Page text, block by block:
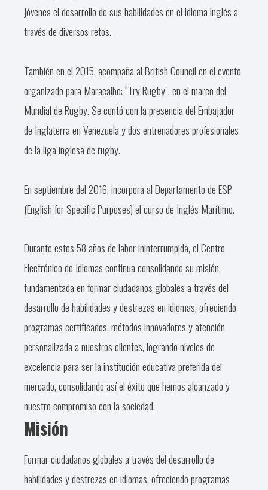
jóvenes el desarrollo de sus habilidades en el idioma inglés a
través de diversos retos.
También en el 2015, acompaña al British Council en el evento
organizado para Maracaibo: “Try Rugby”, en el marco del
Mundial de Rugby. Se contó con la presencia del Embajador
de Inglaterra en Venezuela y dos entrenadores profesionales
de la liga inglesa de rugby.
En septiembre del 2016, incorpora al Departamento de ESP
(English for Specific Purposes) el curso de Inglés Marítimo.
Durante estos 58 años de labor ininterrumpida, el Centro
Electrónico de Idiomas continua consolidando su misión,
fundamentada en formar ciudadanos globales a través del
desarrollo de habilidades y destrezas en idiomas, ofreciendo
programas certificados, métodos innovadores y atención
personalizada a nuestros clientes, logrando niveles de
excelencia para ser la institución educativa preferida del
mercado, consolidando así el éxito que hemos alcanzado y
nuestro compromiso con la sociedad.
Misión
Formar ciudadanos globales a través del desarrollo de
habilidades y destrezas en idiomas, ofreciendo programas